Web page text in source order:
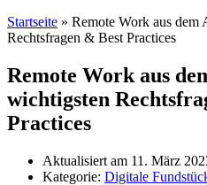
Startseite » Remote Work aus dem
Rechtsfragen & Best Practices
Remote Work aus
wichtigsten
Practices
Aktualisiert am 11. März
Kategorie: Digitale